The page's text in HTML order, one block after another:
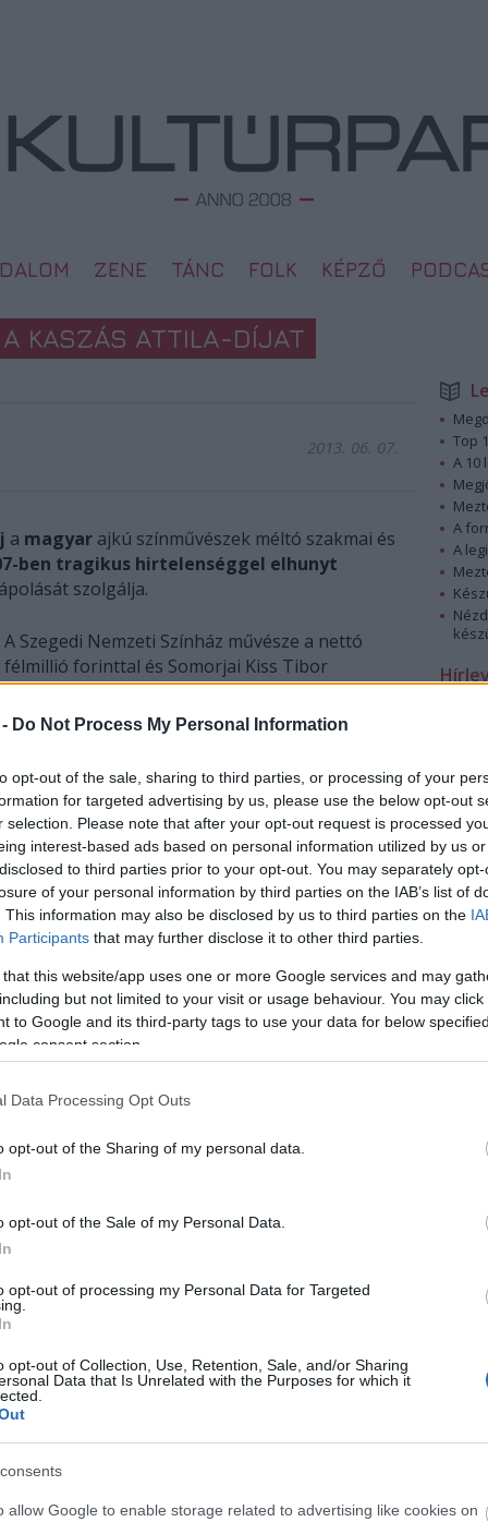
Do Not Process My Personal Information
opt-out of the sale, sharing to third parties, or processing of your
for targeted advertising by us, please use the below opt-out
selection. Please note that after your opt-out request is processed
interest-based ads based on personal information utilized by us
to third parties prior to your opt-out. You may separately
of your personal information by third parties on the IAB’s list of
This information may also be disclosed by us to third parties on the
Participants that may further disclose it to other third parties.
that this website/app uses one or more Google services and may
but not limited to your visit or usage behaviour. You may
to Google and its third-party tags to use your data for below
consent section.
Data Processing Opt Outs
opt-out of the Sharing of my personal data.
opt-out of the Sale of my Personal Data.
opt-out of processing my Personal Data for Targeted
opt-out of Collection, Use, Retention, Sale, and/or Sharing
Data that Is Unrelated with the Purposes for which it
allow Google to enable storage related to advertising like cookies on
ZENE TÁNC FOLK KÉPZŐ
KASZÁS ATTILA-DÍJAT
2013. 06. 07.
a magyar ajkú színművészek méltó szakmai és
ben tragikus hirtelenséggel elhunyt
ápolását szolgálja.
A Szegedi Nemzeti Színház művésze a nettó
félmillió forinttal és Somorjai Kiss Tibor
grafikusművész rézkarcával járó kitüntetést a
Pécsi Országos Színházi Találkozó (POSZT)
megnyitóján vette át.
A díjat olyanok kapják, akik az átadást megelőző
évadban kiemelkedő teljesítményükön kívül
jelentős közösségépítő szerepet vállaltak
társulatukon belül.
A 39 éves, eredetileg erdészi pályára készülő, majd
19 évesen a színház felé forduló Borovics Tamás a
díj átvételét követően azt mondta, estéről estére
százak előtt lép fel, ebben a szituációban meg van
illetődve. Hozzátette: letaglózta az a szeretet,
amely őt és színésztársait vette körül, miután a
díjra esélyesként nevük nyilvánosságra került.
közösen alapító Budapest-
hangsúlyozta, hogy egy olyan díjról van szó,
a szakma és a közönség ítél oda az arra
magyarországi és külhoni, állandó társulattal
illetve alternatív színház színészei
tagjára.
második fordulóban hármat neveznek meg
szavazó közönség dönt. Az utolsó körbe
a kaposvári Csiky Gergely Színház, és Vass
jelölt közé kerülni is hallatlanul nagy elismerés,
kollégáik juttatták el ide őket. "Ezért bár fontos,
nem lényeges" - mondta a díjazott nevének
Top
A 10
A
A